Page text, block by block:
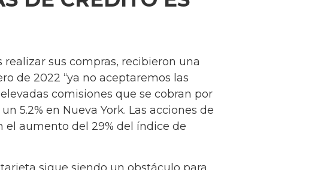
sus compras, recibieron una
de 2022 “ya no aceptaremos las
comisiones que se cobran por
5.2% en Nueva York. Las acciones de
el aumento del 29% del índice de